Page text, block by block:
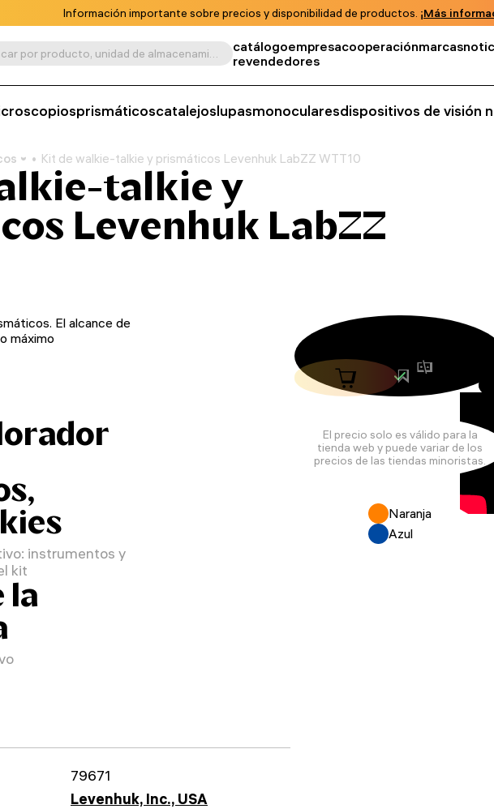
Información importante sobre precios y disponibilidad de productos. ¡Más
Buscar por producto, unidad de almacenamiento, categoría, etc. catálogoempresacooperaciónmarcas
revendedores
prismáticoscatalejoslupasmonocularesdispositivos de visión
Kit de walkie-talkie y prismáticos Levenhuk LabZZ WTT10
talkie y
Levenhuk LabZZ
El precio solo es válido para la
tienda web y puede variar de los
precios de las tiendas minoristas.
Naranja
Azul
El alcance de
máximo
instrumentos y
kit
la
79671
Levenhuk, Inc., USA